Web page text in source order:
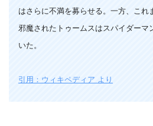
はさらに不満を募らせる。一方、これ
邪魔されたトゥームスはスパイダーマ
いた。
引用：ウィキペディア より